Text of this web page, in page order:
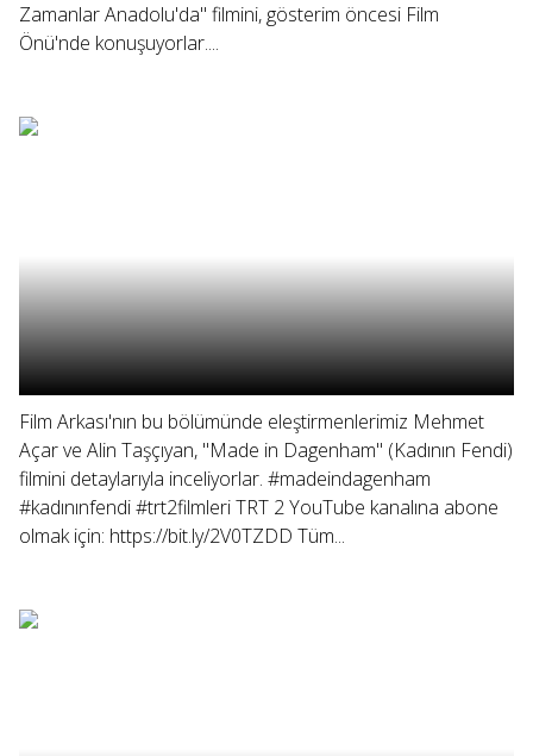
Zamanlar Anadolu'da" filmini, gösterim öncesi Film
Önü'nde konuşuyorlar....
Film Arkası'nın bu bölümünde eleştirmenlerimiz Mehmet
Açar ve Alin Taşçıyan, "Made in Dagenham" (Kadının Fendi)
filmini detaylarıyla inceliyorlar. #madeindagenham
#kadınınfendi #trt2filmleri TRT 2 YouTube kanalına abone
olmak için: https://bit.ly/2V0TZDD Tüm...